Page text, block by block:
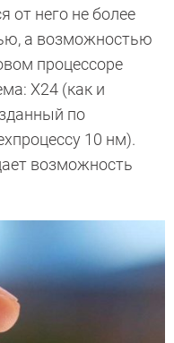
от него не более
а возможностью
процессоре
X24 (как и
по
10 нм).
возможность